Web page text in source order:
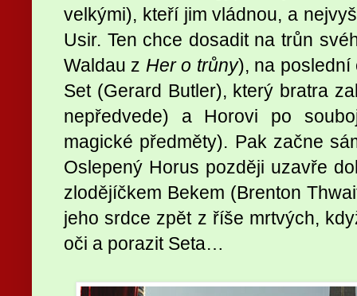
velkými), kteří jim vládnou, a
Usir. Ten chce dosadit na trůn
Waldau z Her o trůny), na poslední
Set (Gerard Butler), který bratra
nepředvede) a Horovi po
magické předměty). Pak začne
Oslepený Horus později uzavře
zlodějíčkem Bekem (Brenton
jeho srdce zpět z říše mrtvých,
oči a porazit Seta…